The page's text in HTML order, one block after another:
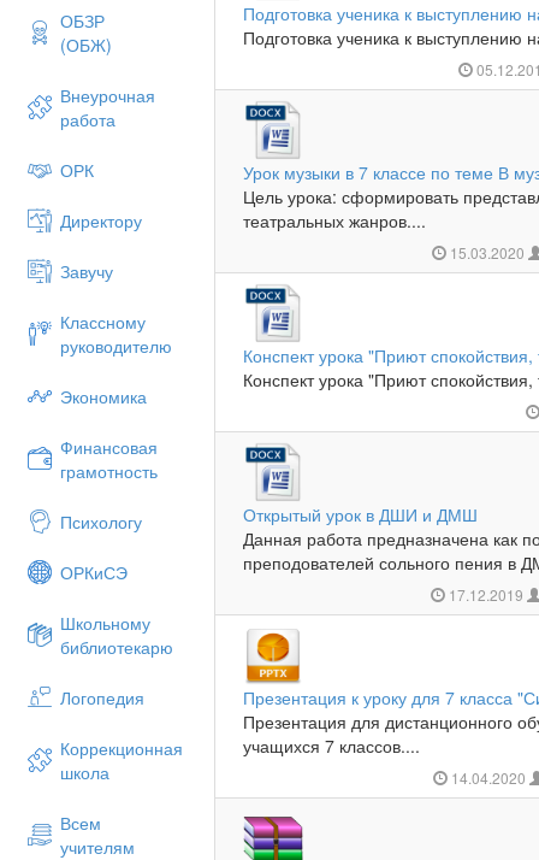
ОБЗР
(ОБЖ)
Внеурочная
работа
ОРК
Директору
Завучу
Классному
руководителю
Экономика
Финансовая
грамотность
Психологу
ОРКиСЭ
Школьному
библиотекарю
Логопедия
Коррекционная
школа
Всем
учителям
Подготовка ученика к выступлению
Подготовка ученика к выступлению
Урок музыки в 7 классе по теме В
Цель урока: сформировать
театральных жанров....
15.03.2020
Конспект урока "Приют
Конспект урока "Приют
Открытый урок в ДШИ и ДМШ
Данная работа предназначена как
преподователей сольного пения
17.12.2019
Презентация к уроку для 7 класса
Презентация для дистанционного
учащихся 7 классов....
14.04.2020